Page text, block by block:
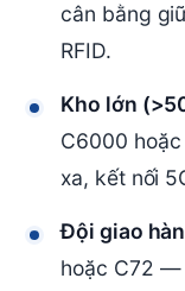
cân bằng
RFID.
Kho lớn
C6000
xa, kết nối
Đội giao
hoặc C72 —